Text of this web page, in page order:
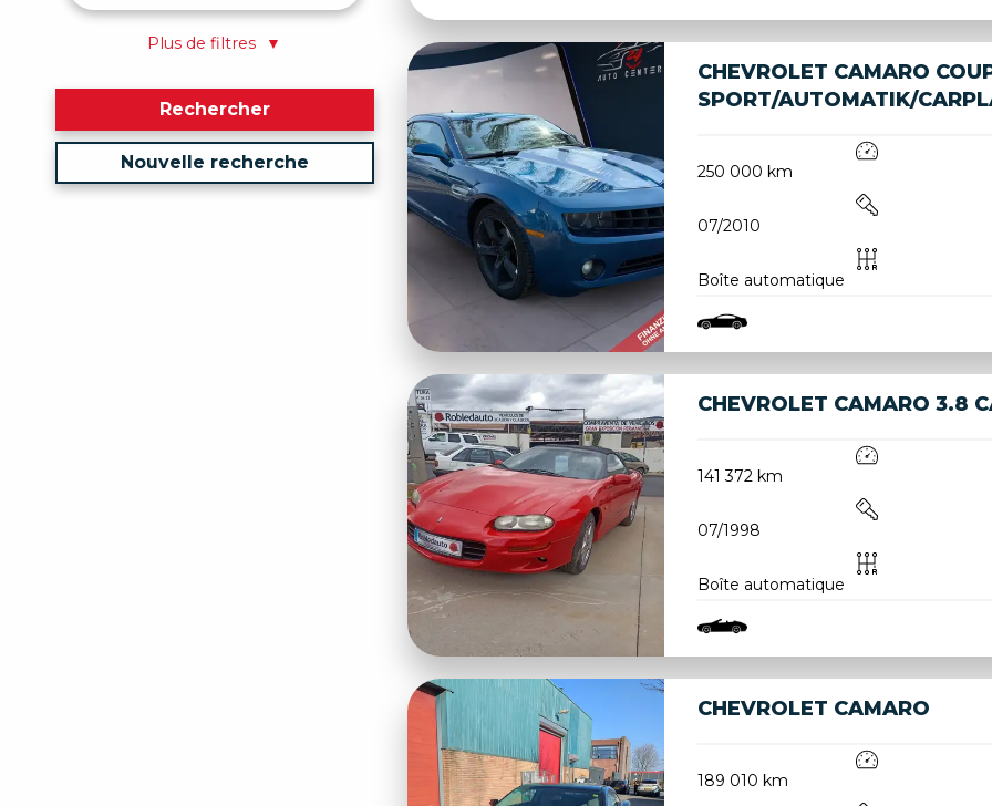
Plus de filtres ▼
Rechercher
Nouvelle recherche
CHEVROLET CAMARO
SPORT/AUTOMATIK/
250 000 km
07/2010
Boîte automatique
CHEVROLET CAMARO 3.8
141 372 km
07/1998
Boîte automatique
CHEVROLET CAMARO
189 010 km